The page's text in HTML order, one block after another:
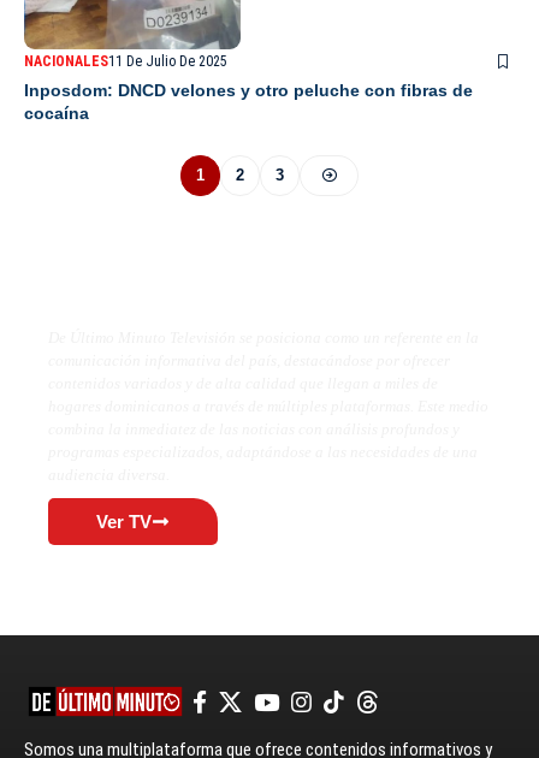
NACIONALES11 De Julio De 2025
Inposdom: DNCD velones y otro peluche con fibras de
cocaína
1 2 3
Ver TV
Somos una multiplataforma que ofrece contenidos informativos y